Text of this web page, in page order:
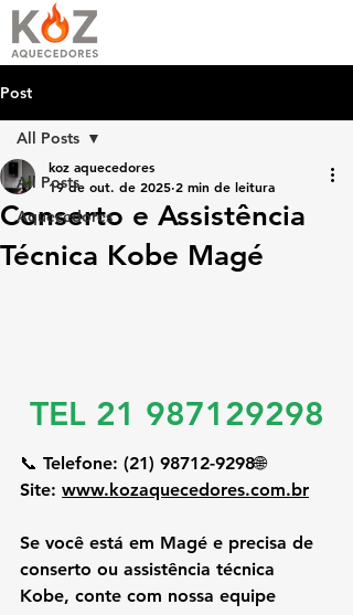
Post
All Posts
Aquecedores
All Posts
Conserto e Assistência
Técnica Kobe Magé
koz aquecedores
19 de out. de 2025 2 min de leitura
TEL 21 987129298
📞 Telefone: (21) 98712-9298🌐
Site: www.kozaquecedores.com.br
Se você está em Magé e precisa de
conserto ou assistência técnica
Kobe, conte com nossa equipe